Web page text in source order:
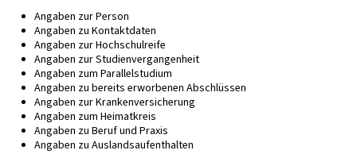
Angaben zur Person
Angaben zu Kontaktdaten
Angaben zur Hochschulreife
Angaben zur Studienvergangenheit
Angaben zum Parallelstudium
Angaben zu bereits erworbenen Abschlüssen
Angaben zur Krankenversicherung
Angaben zum Heimatkreis
Angaben zu Beruf und Praxis
Angaben zu Auslandsaufenthalten